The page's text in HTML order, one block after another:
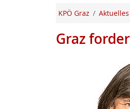
KPÖ Graz Aktuelles
Graz